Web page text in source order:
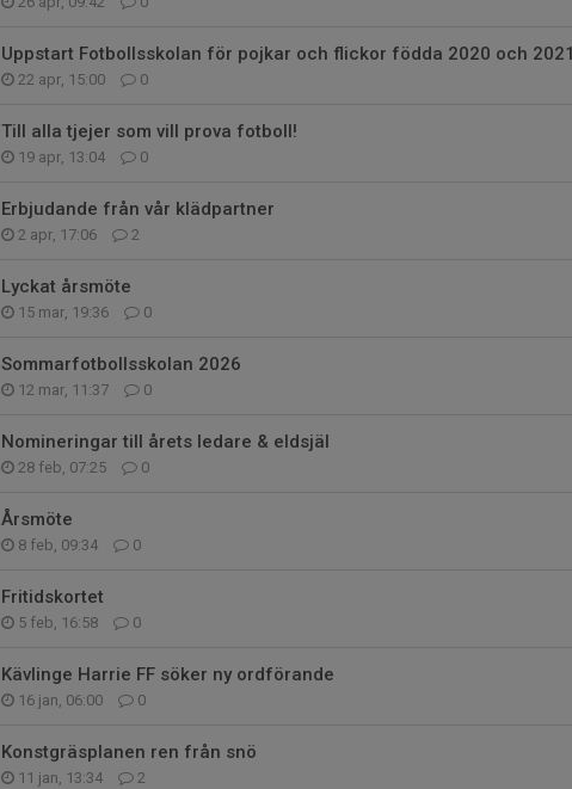
Uppstart Fotbollsskolan för pojkar och flickor födda 2020 och 2021
22 apr, 15:00 0
Till alla tjejer som vill prova fotboll!
19 apr, 13:04 0
Erbjudande från vår klädpartner
2 apr, 17:06 2
Lyckat årsmöte
15 mar, 19:36 0
Sommarfotbollsskolan 2026
12 mar, 11:37 0
Nomineringar till årets ledare & eldsjäl
28 feb, 07:25 0
Årsmöte
8 feb, 09:34 0
Fritidskortet
5 feb, 16:58 0
Kävlinge Harrie FF söker ny ordförande
16 jan, 06:00 0
Konstgräsplanen ren från snö
11 jan, 13:34 2